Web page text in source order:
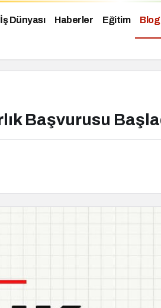
İş Dünyası Haberler Eğitim Blog
Başvurusu